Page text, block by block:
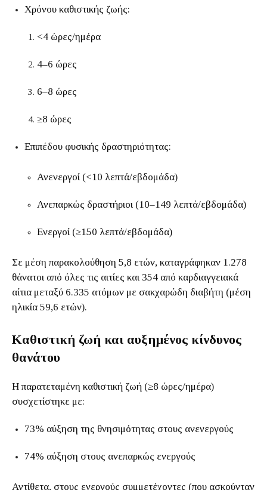
Χρόνου καθιστικής ζωής:
<4 ώρες/ημέρα
4–6 ώρες
6–8 ώρες
≥8 ώρες
Επιπέδου φυσικής δραστηριότητας:
Ανενεργοί (<10 λεπτά/εβδομάδα)
Ανεπαρκώς δραστήριοι (10–149 λεπτά/εβδομάδα)
Ενεργοί (≥150 λεπτά/εβδομάδα)
Σε μέση παρακολούθηση 5,8 ετών, καταγράφηκαν 1.278
θάνατοι από όλες τις αιτίες και 354 από καρδιαγγειακά
αίτια μεταξύ 6.335 ατόμων με σακχαρώδη διαβήτη (μέση
ηλικία 59,6 ετών).
Καθιστική ζωή και αυξημένος κίνδυνος
θανάτου
Η παρατεταμένη καθιστική ζωή (≥8 ώρες/ημέρα)
συσχετίστηκε με:
73% αύξηση της θνησιμότητας στους ανενεργούς
74% αύξηση στους ανεπαρκώς ενεργούς
Αντίθετα, στους ενεργούς συμμετέχοντες (που ασκούνταν